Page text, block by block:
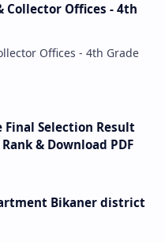
Collector Offices - 4th
Offices - 4th Grade
Final Selection Result
& Download PDF
Bikaner district